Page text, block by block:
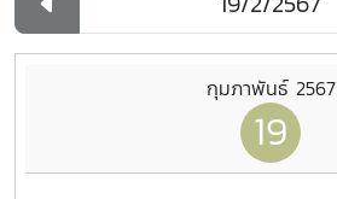
กุมภาพันธ์ 2567
19